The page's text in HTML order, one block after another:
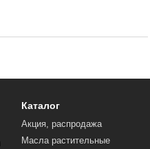
Каталог
Акция, распродажа
Масла растительные